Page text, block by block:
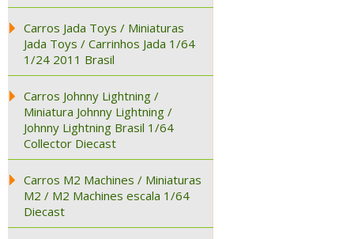
Carros Jada Toys / Miniaturas
Jada Toys / Carrinhos Jada 1/64
1/24 2011 Brasil
Carros Johnny Lightning /
Miniatura Johnny Lightning /
Johnny Lightning Brasil 1/64
Collector Diecast
Carros M2 Machines / Miniaturas
M2 / M2 Machines escala 1/64
Diecast